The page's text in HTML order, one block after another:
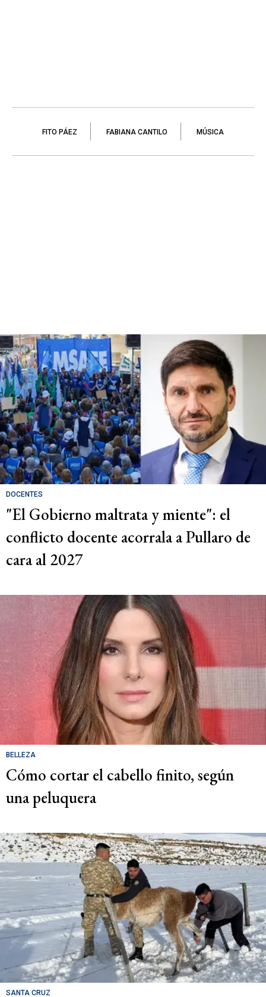
FITO PÁEZ FABIANA CANTILO MÚSICA
DOCENTES
"El Gobierno maltrata y miente": el
conflicto docente acorrala a Pullaro de
cara al 2027
BELLEZA
Cómo cortar el cabello finito, según
una peluquera
SANTA CRUZ